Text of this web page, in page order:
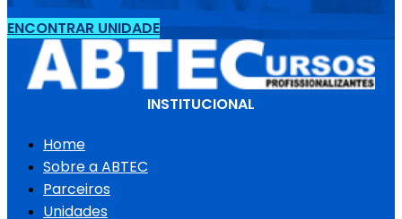
ENCONTRAR UNIDADE
INSTITUCIONAL
Home
Sobre a ABTEC
Parceiros
Unidades